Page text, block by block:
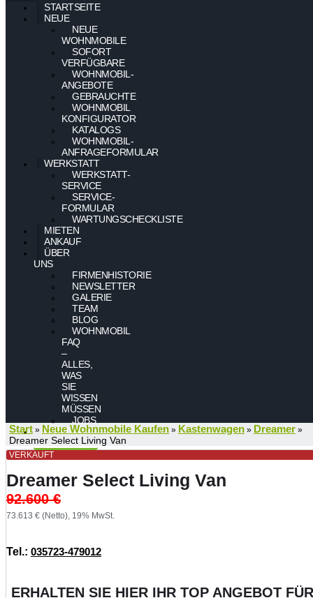
STARTSEITE
NEUE
NEUE
WOHNMOBILE
SOFORT
VERFÜGBARE
WOHNMOBIL-
ANGEBOTE
GEBRAUCHTE
WOHNMOBIL
KONFIGURATOR
KATALOGS
WOHNMOBIL-
ANFRAGEFORMULAR
WERKSTATT
WERKSTATT-
SERVICE
SERVICE-
FORMULAR
WARTUNGSCHECKLISTE
MIETEN
ANKAUF
ÜBER
UNS
FIRMENHISTORIE
NEWSLETTER
GALERIE
TEAM
BLOG
WOHNMOBIL
FAQ
–
ALLES,
WAS
SIE
WISSEN
MÜSSEN
JOBS
KONTAKT
Start » Neue Wohnmobile Kaufen » Kastenwagen » Dreamer »
Dreamer Select Living Van
VERKAUFT
Dreamer Select Living Van
92.600€
73.613 € (Netto), 19% MwSt.
Tel.: 035723-479012
ERHALTEN SIE HIER IHR TOP ANGEBOT FÜR